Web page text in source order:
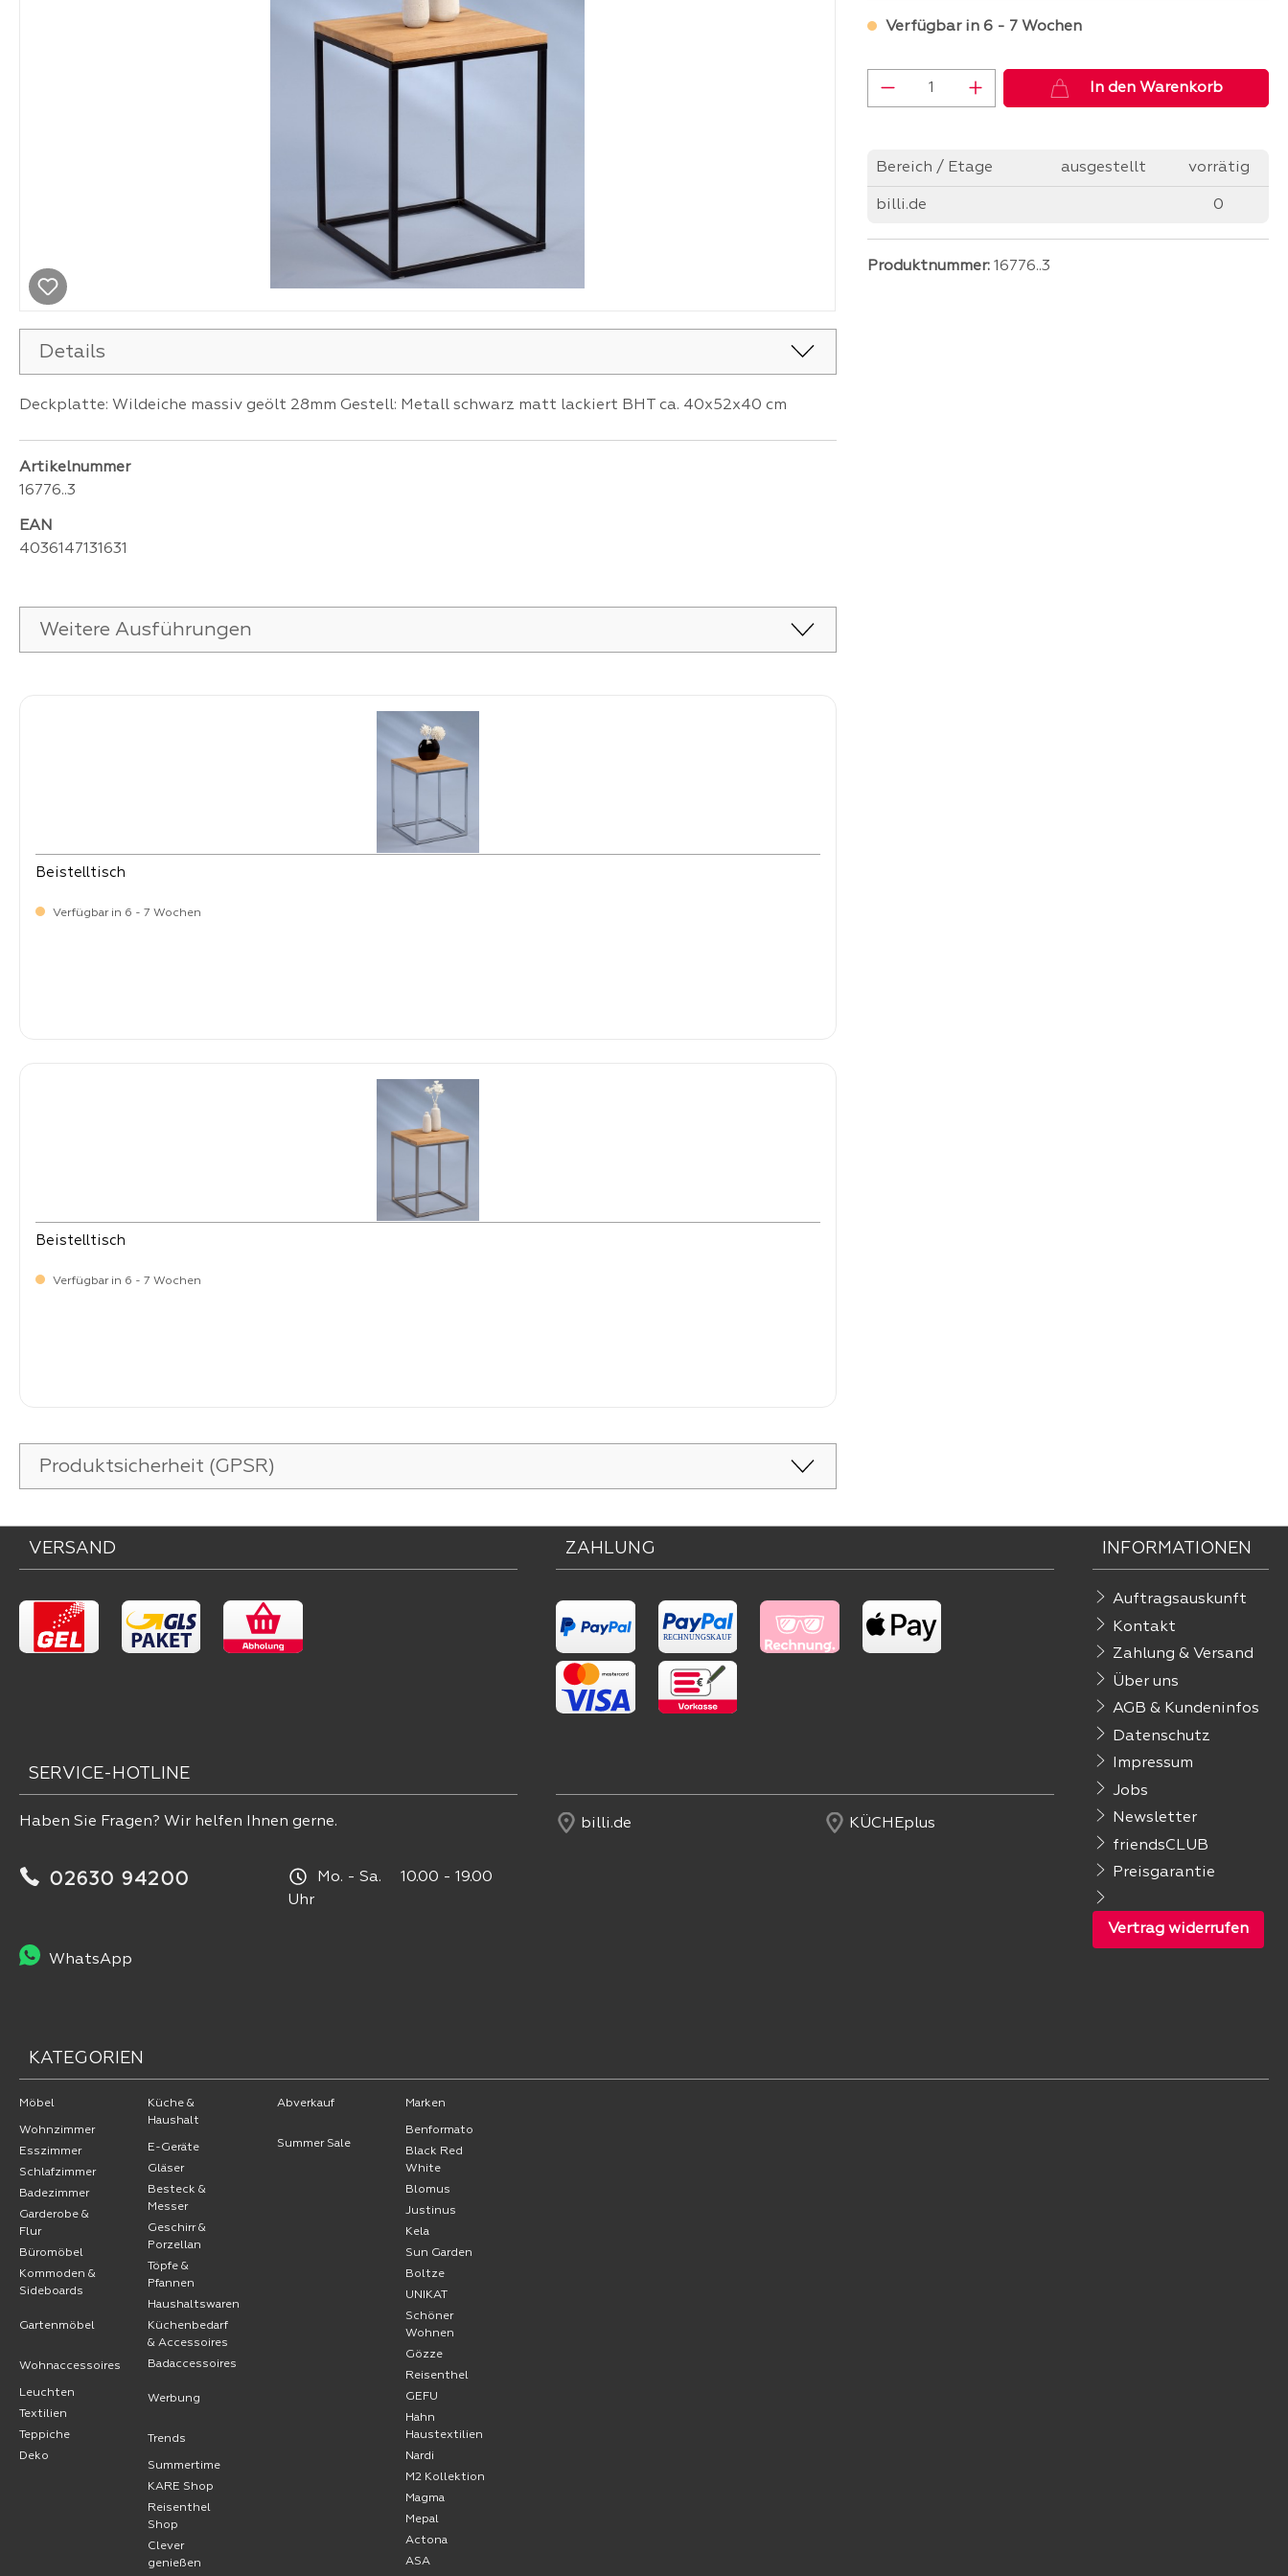
Verfügbar in 6 - 7 Wochen
Produkt Anzahl: Gib denIn den Warenkorb
Bereich / Etage ausgestellt vorrätig
billi.de 0
Produktnummer: 16776..3
Details
Deckplatte: Wildeiche massiv geölt 28mm Gestell: Metall schwarz matt lackiert BHT ca. 40x52x40 cm
Artikelnummer
16776..3
EAN
4036147131631
Weitere Ausführungen
Beistelltisch
Verfügbar in 6 - 7 Wochen
Beistelltisch
Verfügbar in 6 - 7 Wochen
Produktsicherheit (GPSR)
VERSAND ZAHLUNG
SERVICE-HOTLINE
Haben Sie Fragen? Wir helfen Ihnen gerne.
02630 94200
Mo. - Sa. 10.00 - 19.00
Uhr
WhatsApp
billi.de KÜCHEplus
INFORMATIONEN
Auftragsauskunft
Kontakt
Zahlung & Versand
Über uns
AGB & Kundeninfos
Datenschutz
Impressum
Jobs
Newsletter
friendsCLUB
Preisgarantie
KATEGORIEN
Möbel
Wohnzimmer
Esszimmer
Schlafzimmer
Badezimmer
Garderobe &
Flur
Büromöbel
Kommoden &
Sideboards
Gartenmöbel
Wohnaccessoires
Leuchten
Textilien
Teppiche
Deko
Küche &
Haushalt
E-Geräte
Gläser
Besteck &
Messer
Geschirr &
Porzellan
Töpfe &
Pfannen
Haushaltswaren
Küchenbedarf
& Accessoires
Badaccessoires
Werbung
Trends
Summertime
KARE Shop
Reisenthel
Shop
Clever
genießen
Abverkauf
Summer Sale
Marken
Benformato
Black Red
White
Blomus
Justinus
Kela
Sun Garden
Boltze
UNIKAT
Schöner
Wohnen
Gözze
Reisenthel
GEFU
Hahn
Haustextilien
Nardi
M2 Kollektion
Magma
Mepal
Actona
ASA